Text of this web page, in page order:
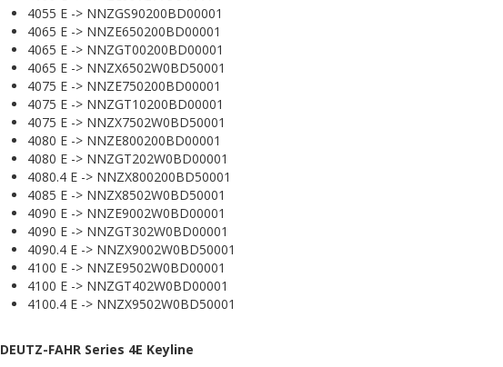
4055 E -> NNZGS90200BD00001
4065 E -> NNZE650200BD00001
4065 E -> NNZGT00200BD00001
4065 E -> NNZX6502W0BD50001
4075 E -> NNZE750200BD00001
4075 E -> NNZGT10200BD00001
4075 E -> NNZX7502W0BD50001
4080 E -> NNZE800200BD00001
4080 E -> NNZGT202W0BD00001
4080.4 E -> NNZX800200BD50001
4085 E -> NNZX8502W0BD50001
4090 E -> NNZE9002W0BD00001
4090 E -> NNZGT302W0BD00001
4090.4 E -> NNZX9002W0BD50001
4100 E -> NNZE9502W0BD00001
4100 E -> NNZGT402W0BD00001
4100.4 E -> NNZX9502W0BD50001
DEUTZ-FAHR Series 4E Keyline